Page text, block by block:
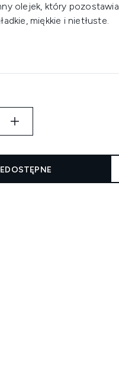
olejek, który pozostawia
miękkie i nietłuste.